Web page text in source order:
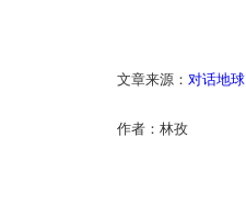
文章来源： 对话地球
作者：林孜